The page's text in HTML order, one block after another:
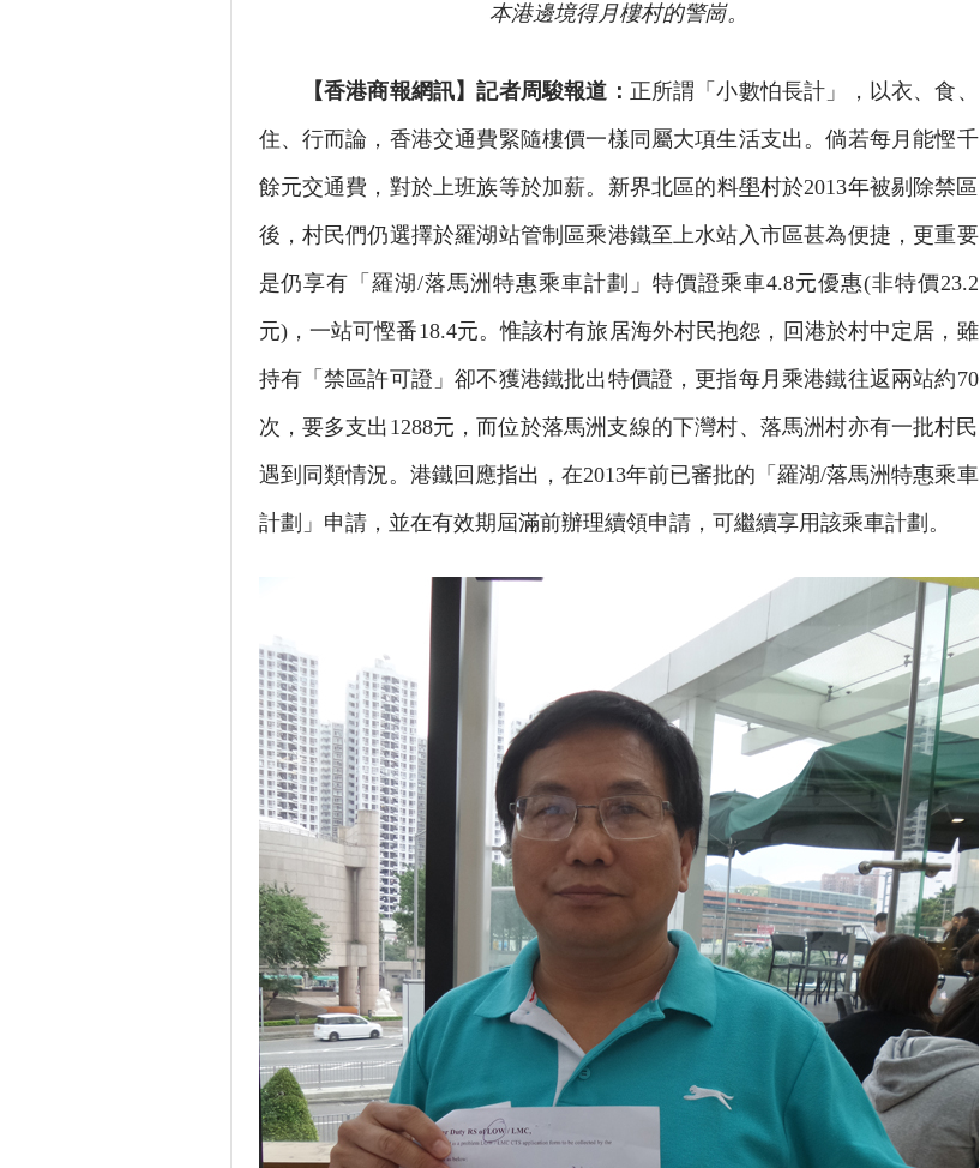
本港邊境得月樓村的警崗。
【香港商報網訊】記者周駿報道： 正所謂「小數怕長計」，以衣、食、
住、行而論，香港交通費緊隨樓價一樣同屬大項生活支出。倘若每月能慳千
餘元交通費，對於上班族等於加薪。新界北區的料壆村於2013年被剔除禁區
後，村民們仍選擇於羅湖站管制區乘港鐵至上水站入市區甚為便捷，更重要
是仍享有「羅湖/落馬洲特惠乘車計劃」特價證乘車4.8元優惠(非特價23.2
元)，一站可慳番18.4元。惟該村有旅居海外村民抱怨，回港於村中定居，雖
持有「禁區許可證」卻不獲港鐵批出特價證，更指每月乘港鐵往返兩站約70
次，要多支出1288元，而位於落馬洲支線的下灣村、落馬洲村亦有一批村民
遇到同類情況。港鐵回應指出，在2013年前已審批的「羅湖/落馬洲特惠乘車
計劃」申請，並在有效期屆滿前辦理續領申請，可繼續享用該乘車計劃。